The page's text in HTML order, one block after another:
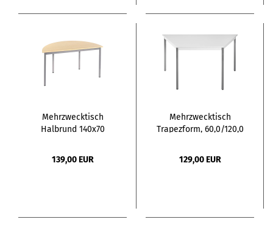
Mehrzwecktisch
Halbrund 140x70
139,00 EUR
Mehrzwecktisch
Trapezform, 60,0/120,0
129,00 EUR